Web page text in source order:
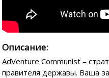
Описание:
AdVenture Communist –
правителя державы. Ваша